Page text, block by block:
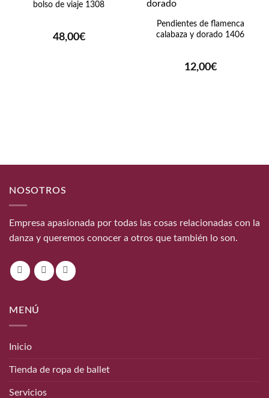
bolso de viaje 1308
48,00€
Pendientes de flamenca
calabaza y dorado 1406
12,00€
NOSOTROS
Empresa apasionada por todas las cosas relacionadas con la
danza y queremos conocer a otros que también lo son.
MENÚ
Inicio
Tienda de ropa de ballet
Servicios